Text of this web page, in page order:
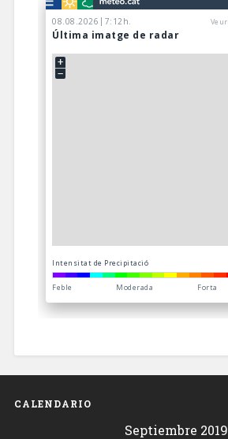
CALENDARIO
Septiembre 2019